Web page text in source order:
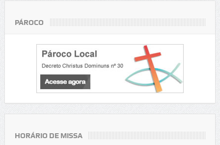
PÁROCO
HORÁRIO DE MISSA